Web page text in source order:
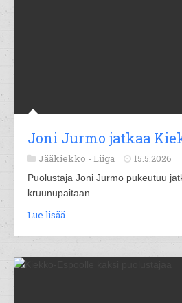
Joni Jurmo jatkaa
Jääkiekko - Liiga 15.5.2026
Puolustaja Joni Jurmo pukeutuu
kruunupaitaan.
Lue lisää